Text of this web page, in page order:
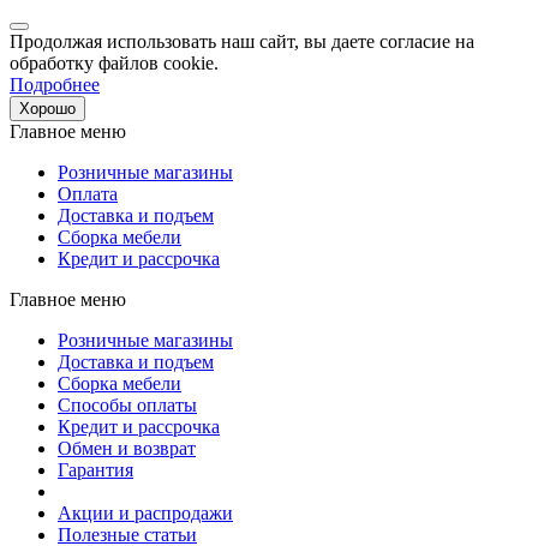
Продолжая использовать наш сайт, вы даете согласие на
обработку файлов cookie.
Подробнее
Хорошо
Главное меню
Розничные магазины
Оплата
Доставка и подъем
Сборка мебели
Кредит и рассрочка
Главное меню
Розничные магазины
Доставка и подъем
Сборка мебели
Способы оплаты
Кредит и рассрочка
Обмен и возврат
Гарантия
Акции и распродажи
Полезные статьи